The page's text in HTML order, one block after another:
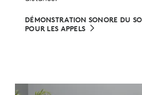
DÉMONSTRATION SONORE DU
POUR LES APPELS